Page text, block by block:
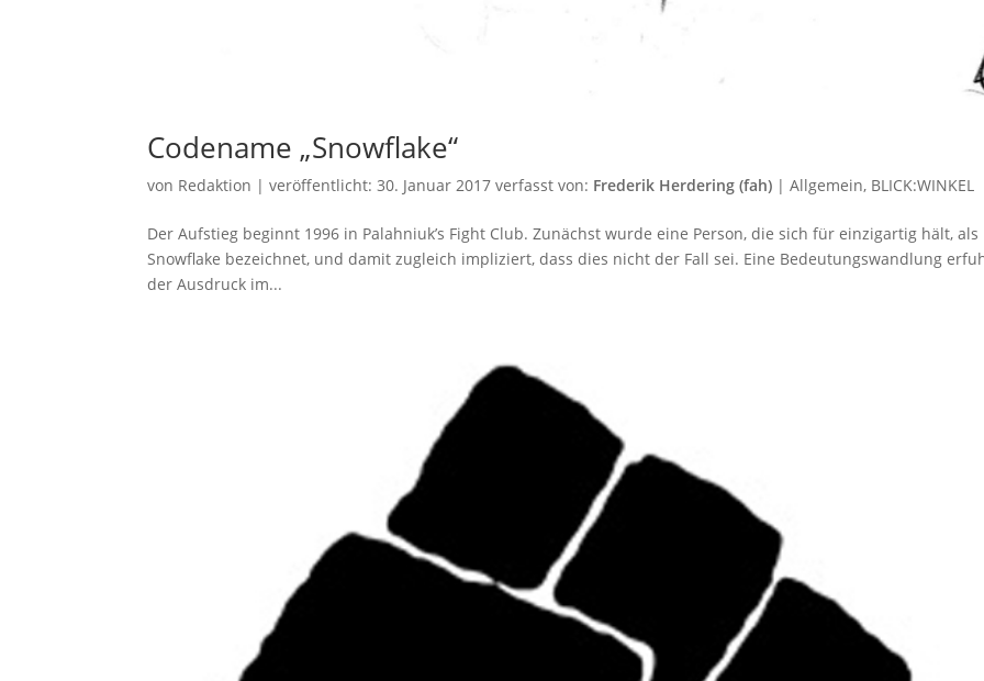
Codename „Snowflake“
von Redaktion |veröffentlicht:30. Januar 2017 verfasst von: Frederik Herdering (fah) |Allgemein, BLICK:WINKEL
Der Aufstieg beginnt 1996 in Palahniuk’s Fight Club. Zunächst wurde eine Person, die sich für einzigartig hält, als
Snowflake bezeichnet, und damit zugleich impliziert, dass dies nicht der Fall sei. Eine Bedeutungswandlung
der Ausdruck im...